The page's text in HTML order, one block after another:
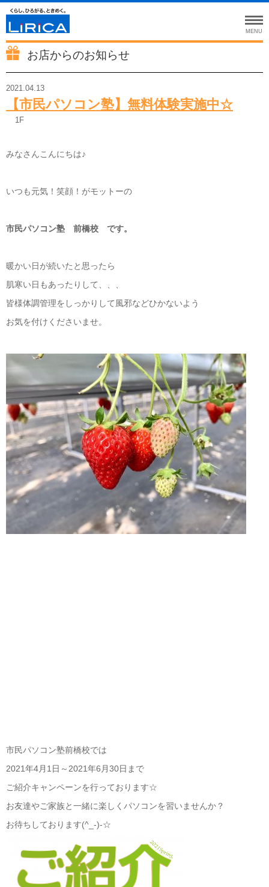
MENU
お店からのお知らせ
2021.04.13
【市民パソコン塾】無料体験実施中☆
1F
みなさんこんにちは♪
いつも元気！笑顔！がモットーの
市民パソコン塾 前橋校 です。
暖かい日が続いたと思ったら
肌寒い日もあったりして、、、
皆様体調管理をしっかりして風邪などひかないよう
お気を付けくださいませ。
市民パソコン塾前橋校では
2021年4月1日～2021年6月30日まで
ご紹介キャンペーンを行っております☆
お友達やご家族と一緒に楽しくパソコンを習いませんか？
お待ちしております(^_-)-☆